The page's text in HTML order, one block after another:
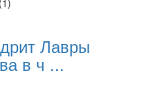
Лавры
в ч ...